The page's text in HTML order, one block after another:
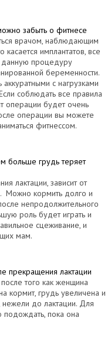
забыть о фитнесе
врачом, наблюдающим
имплантатов, все
данную процедуру
беременности.
с нагрузками
соблюдать все правила
операции будет очень
операции вы можете
фитнессом.
больше грудь теряет
лактации, зависит от
Можно кормить долго и
непродолжительного
роль будет играть и
сцеживание, и
мам.
прекращения лактации
того как женщина
кормит, грудь увеличена и
до лактации. Для
подождать, пока она